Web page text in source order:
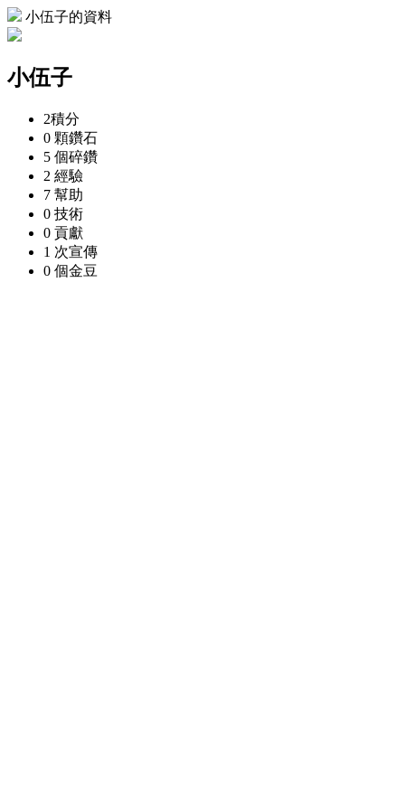
小伍子的資料
小伍子
2積分
0 顆鑽石
5 個碎鑽
2 經驗
7 幫助
0 技術
0 貢獻
1 次宣傳
0 個金豆